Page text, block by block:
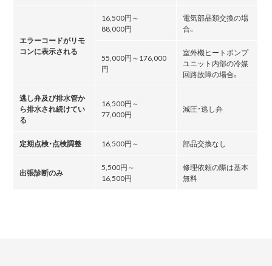
エラーコードがリモ
コンに表示される
16,500円～
88,000円
電気部品類交換の場
合。
55,000円～176,000
円
室外機ヒートポンプ
ユニット内部の冷媒
回路故障の場合。
逃し弁及び排水管か
ら排水され続けてい
る
16,500円～
77,000円
減圧・逃し弁
定期点検・点検調整 16,500円～ 部品交換なし
出張診断のみ
5,500円～
16,500円
修理依頼の際は基本
無料